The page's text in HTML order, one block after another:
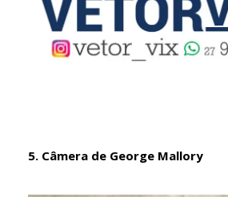
5. Câmera de George Mallory